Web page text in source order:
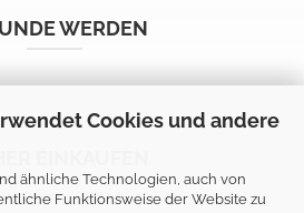
Cookies und andere
ähnliche Technologien, auch von
Funktionsweise der Website zu
WERDEN